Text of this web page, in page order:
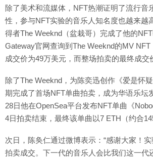
除了美术和流媒体，NFT热潮证明了流行音
性，参与NFT实验的音乐人知名度也越来越
得者The Weeknd（盆栽哥）完成了他的
Gateway官网查询到The Weeknd的MV NFT
成交价为49万美元，而整场拍卖的最终成交
除了The Weeknd，为陈奕迅创作《爱是怀
期完成了首场NFT单曲拍卖，成为华语乐坛
28日他在OpenSea平台发布NFT单曲《
4日拍卖结束，最终该单曲以7 ETH（约合
次日，陈奂仁通过微博表示：“感谢大家！
拍卖成交。下一代的音乐人会比我们这一代